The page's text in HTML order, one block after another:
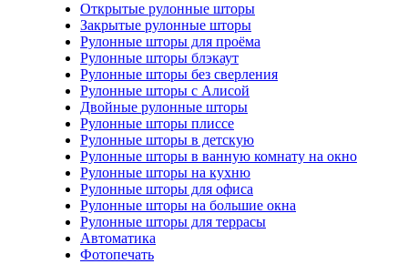
Открытые рулонные шторы
Закрытые рулонные шторы
Рулонные шторы для проёма
Рулонные шторы блэкаут
Рулонные шторы без сверления
Рулонные шторы с Алисой
Двойные рулонные шторы
Рулонные шторы плиссе
Рулонные шторы в детскую
Рулонные шторы в ванную комнату на окно
Рулонные шторы на кухню
Рулонные шторы для офиса
Рулонные шторы на большие окна
Рулонные шторы для террасы
Автоматика
Фотопечать